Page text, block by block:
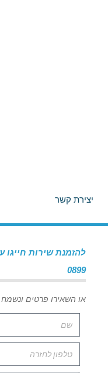
יצירת קשר
0899
או השאירו פרטים ונשמח